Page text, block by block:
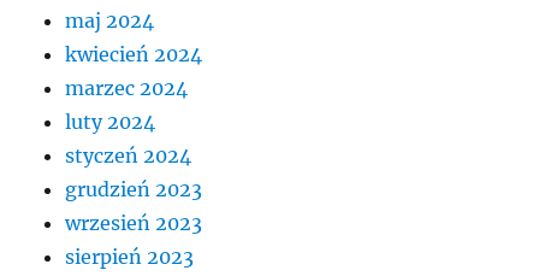
maj 2024
kwiecień 2024
marzec 2024
luty 2024
styczeń 2024
grudzień 2023
wrzesień 2023
sierpień 2023